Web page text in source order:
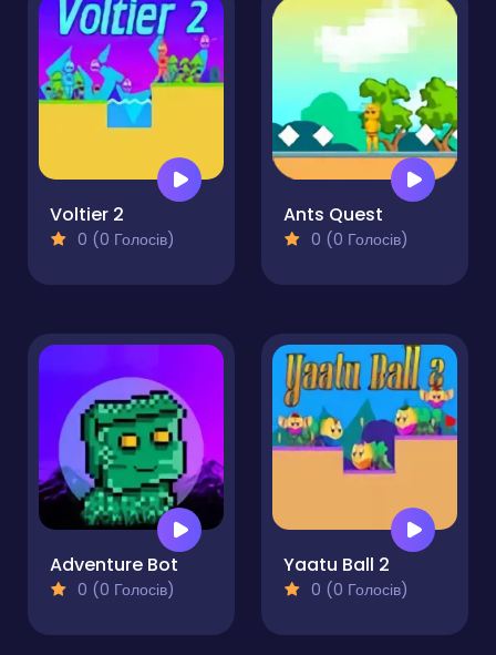
Voltier 2
0 (0 Голосів)
Ants Quest
0 (0 Голосів)
Adventure Bot
0 (0 Голосів)
Yaatu Ball 2
0 (0 Голосів)